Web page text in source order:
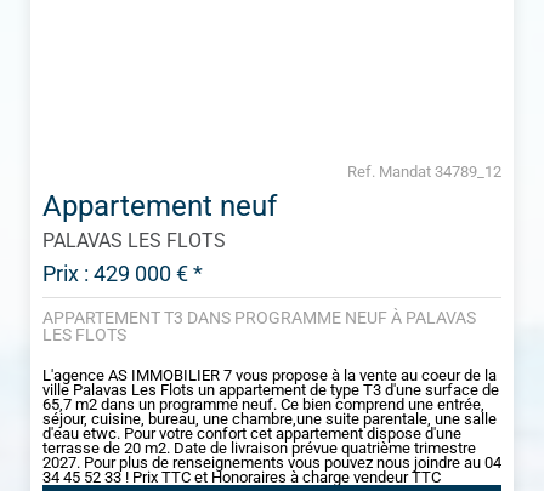
Ref. Mandat 34789_12
Appartement neuf
PALAVAS LES FLOTS
Prix : 429 000 € *
APPARTEMENT T3 DANS PROGRAMME NEUF À PALAVAS
LES FLOTS
L'agence AS IMMOBILIER 7 vous propose à la vente au coeur de la
ville Palavas Les Flots un appartement de type T3 d'une surface de
65,7 m2 dans un programme neuf. Ce bien comprend une entrée,
séjour, cuisine, bureau, une chambre,une suite parentale, une salle
d'eau etwc. Pour votre confort cet appartement dispose d'une
terrasse de 20 m2. Date de livraison prévue quatrième trimestre
2027. Pour plus de renseignements vous pouvez nous joindre au 04
34 45 52 33 ! Prix TTC et Honoraires à charge vendeur TTC